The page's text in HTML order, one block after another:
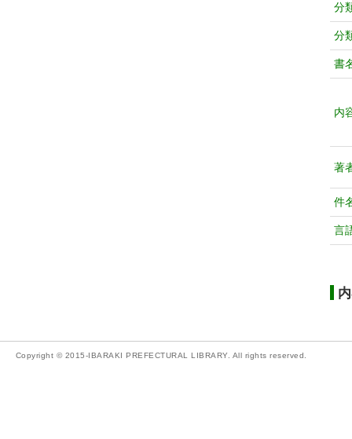
分
分
書
内
著
件
言
Copyright © 2015-IBARAKI PREFECTURAL LIBRARY. All rights reserved.